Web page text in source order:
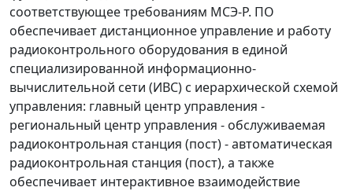
соответствующее требованиям МСЭ-Р. ПО
обеспечивает дистанционное управление и работу
радиоконтрольного оборудования в единой
специализированной информационно-
вычислительной сети (ИВС) с иерархической схемой
управления: главный центр управления -
региональный центр управления - обслуживаемая
радиоконтрольная станция (пост) - автоматическая
радиоконтрольная станция (пост), а также
обеспечивает интерактивное взаимодействие